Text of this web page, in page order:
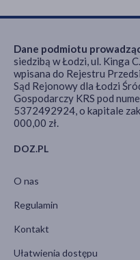
DOZ.PL
O nas
Regulamin
Kontakt
Ułatwienia dostępu
Dane podmiotu
siedzibą w Łodzi, ul. Kinga
wpisana do Rejestru
Sąd Rejonowy dla Łodzi
Gospodarczy KRS pod
5372492924, o kapitale
000,00 zł.